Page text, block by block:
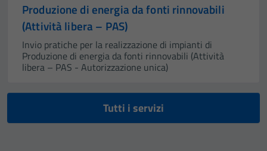
Produzione di energia da fonti rinnovabili
(Attività libera – PAS)
Invio pratiche per la realizzazione di impianti di
Produzione di energia da fonti rinnovabili (Attività
libera – PAS - Autorizzazione unica)
Tutti i servizi